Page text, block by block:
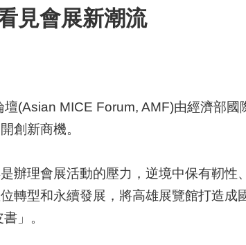
見會展新潮流
(Asian MICE Forum, AMF)由經濟部
創新商機。
辦理會展活動的壓力，逆境中保有靭
轉型和永續發展，將高雄展覽館打造
」。